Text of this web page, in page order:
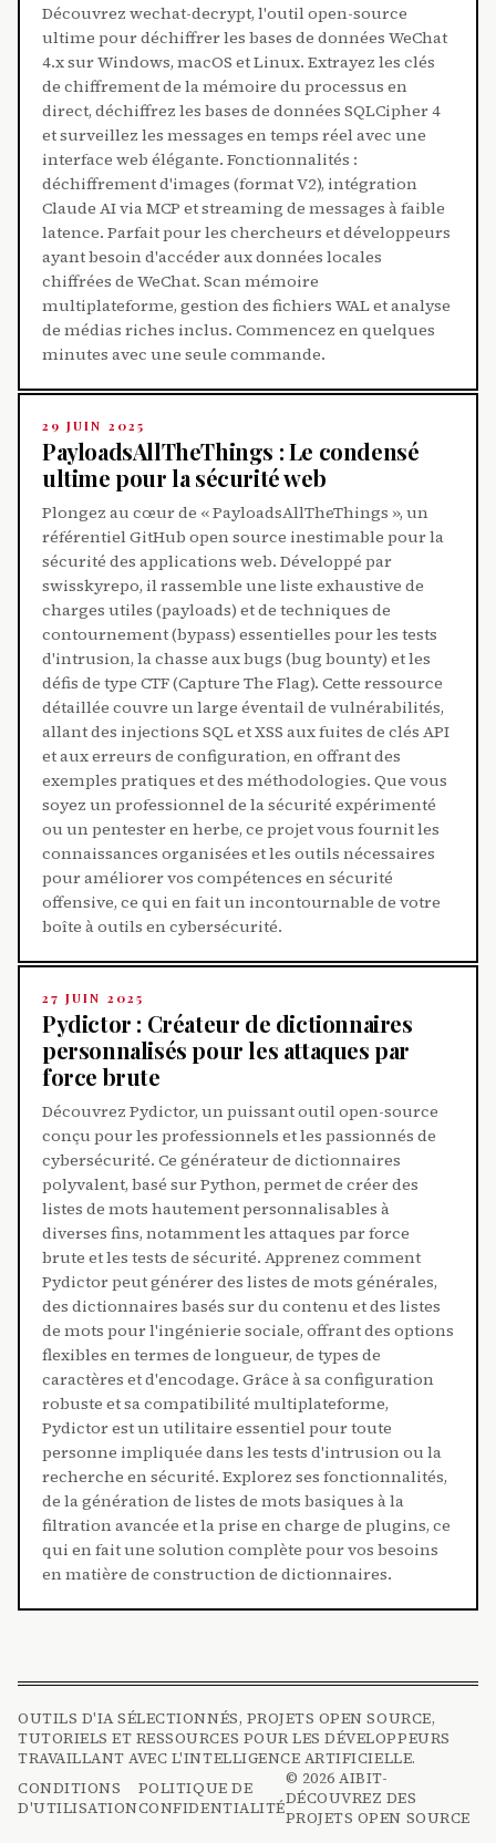
Découvrez wechat-decrypt, l'outil open-source
ultime pour déchiffrer les bases de données WeChat
4.x sur Windows, macOS et Linux. Extrayez les clés
de chiffrement de la mémoire du processus en
direct, déchiffrez les bases de données SQLCipher 4
et surveillez les messages en temps réel avec une
interface web élégante. Fonctionnalités :
déchiffrement d'images (format V2), intégration
Claude AI via MCP et streaming de messages à faible
latence. Parfait pour les chercheurs et développeurs
ayant besoin d'accéder aux données locales
chiffrées de WeChat. Scan mémoire
multiplateforme, gestion des fichiers WAL et analyse
de médias riches inclus. Commencez en quelques
minutes avec une seule commande.
29 JUIN 2025
PayloadsAllTheThings : Le condensé
ultime pour la sécurité web
Plongez au cœur de « PayloadsAllTheThings », un
référentiel GitHub open source inestimable pour la
sécurité des applications web. Développé par
swisskyrepo, il rassemble une liste exhaustive de
charges utiles (payloads) et de techniques de
contournement (bypass) essentielles pour les tests
d'intrusion, la chasse aux bugs (bug bounty) et les
défis de type CTF (Capture The Flag). Cette ressource
détaillée couvre un large éventail de vulnérabilités,
allant des injections SQL et XSS aux fuites de clés API
et aux erreurs de configuration, en offrant des
exemples pratiques et des méthodologies. Que vous
soyez un professionnel de la sécurité expérimenté
ou un pentester en herbe, ce projet vous fournit les
connaissances organisées et les outils nécessaires
pour améliorer vos compétences en sécurité
offensive, ce qui en fait un incontournable de votre
boîte à outils en cybersécurité.
27 JUIN 2025
Pydictor : Créateur de dictionnaires
personnalisés pour les attaques par
force brute
Découvrez Pydictor, un puissant outil open-source
conçu pour les professionnels et les passionnés de
cybersécurité. Ce générateur de dictionnaires
polyvalent, basé sur Python, permet de créer des
listes de mots hautement personnalisables à
diverses fins, notamment les attaques par force
brute et les tests de sécurité. Apprenez comment
Pydictor peut générer des listes de mots générales,
des dictionnaires basés sur du contenu et des listes
de mots pour l'ingénierie sociale, offrant des options
flexibles en termes de longueur, de types de
caractères et d'encodage. Grâce à sa configuration
robuste et sa compatibilité multiplateforme,
Pydictor est un utilitaire essentiel pour toute
personne impliquée dans les tests d'intrusion ou la
recherche en sécurité. Explorez ses fonctionnalités,
de la génération de listes de mots basiques à la
filtration avancée et la prise en charge de plugins, ce
qui en fait une solution complète pour vos besoins
en matière de construction de dictionnaires.
OUTILS D'IA SÉLECTIONNÉS, PROJETS OPEN SOURCE,
TUTORIELS ET RESSOURCES POUR LES DÉVELOPPEURS
TRAVAILLANT AVEC L'INTELLIGENCE ARTIFICIELLE.
CONDITIONS
D'UTILISATION
POLITIQUE DE
CONFIDENTIALITÉ
© 2026 AIBIT-
DÉCOUVREZ DES
PROJETS OPEN SOURCE